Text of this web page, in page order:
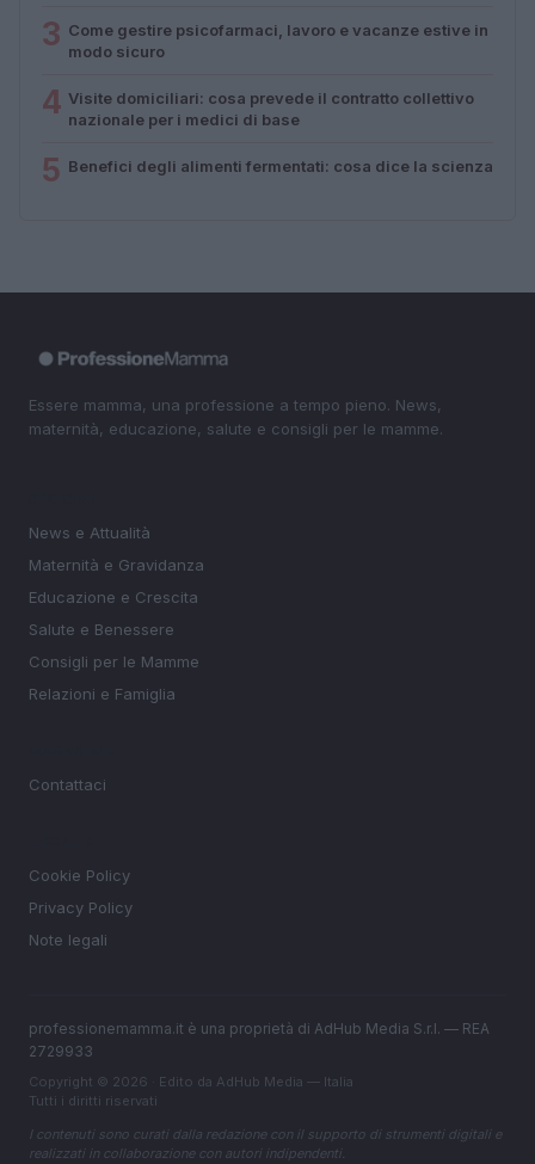
3 Come gestire psicofarmaci, lavoro e vacanze estive in
modo sicuro
4 Visite domiciliari: cosa prevede il contratto collettivo
nazionale per i medici di base
5 Benefici degli alimenti fermentati: cosa dice la scienza
Essere mamma, una professione a tempo pieno. News,
maternità, educazione, salute e consigli per le mamme.
News e Attualità
Maternità e Gravidanza
Educazione e Crescita
Salute e Benessere
Consigli per le Mamme
Relazioni e Famiglia
Contattaci
Cookie Policy
Privacy Policy
Note legali
professionemamma.it è una proprietà di AdHub Media S.r.l. — REA
2729933
Copyright © 2026 · Edito da AdHub Media — Italia
Tutti i diritti riservati
I contenuti sono curati dalla redazione con il supporto di strumenti digitali e
realizzati in collaborazione con autori indipendenti.